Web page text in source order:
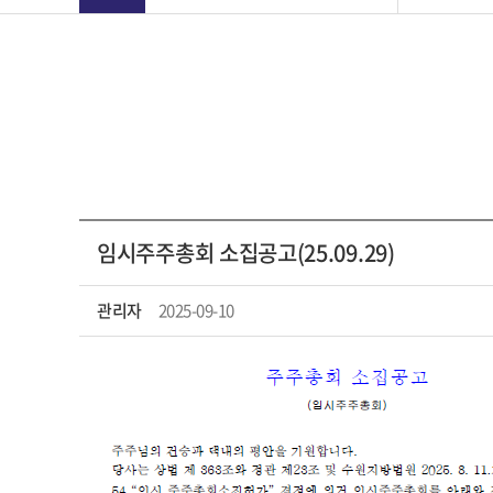
임시주주총회 소집공고(25.09.29)
관리자 2025-09-10